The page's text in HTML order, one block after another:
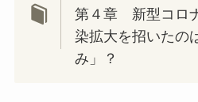
第４章 新型コロ
染拡大を招いたの
み」？